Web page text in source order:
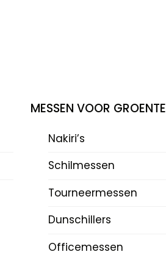
MESSEN VOOR GROENTE
Nakiri’s
Schilmessen
Tourneermessen
Dunschillers
Officemessen